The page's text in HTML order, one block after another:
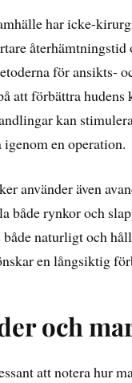
har icke-
för ansikts-
att förbättra
kan
igenom en operation.
använder även
både rynkor och
både naturligt och
en långsiktig
och
att notera hur